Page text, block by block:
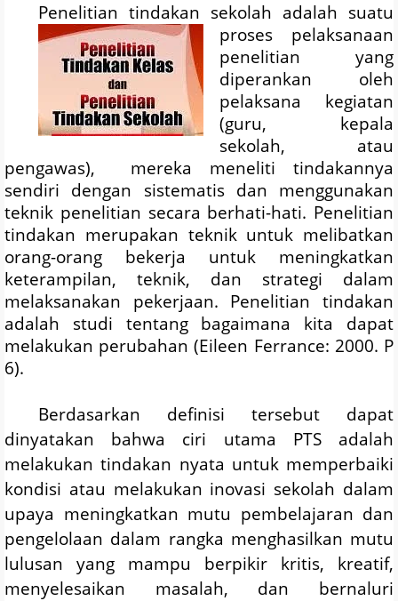
Penelitian tindakan sekolah adalah suatu
proses pelaksanaan
penelitian yang
diperankan oleh
pelaksana kegiatan
(guru, kepala
sekolah, atau
pengawas), mereka meneliti tindakannya
sendiri dengan sistematis dan menggunakan
teknik penelitian secara berhati-hati. Penelitian
tindakan merupakan teknik untuk melibatkan
orang-orang bekerja untuk meningkatkan
keterampilan, teknik, dan strategi dalam
melaksanakan pekerjaan. Penelitian tindakan
adalah studi tentang bagaimana kita dapat
melakukan perubahan (Eileen Ferrance: 2000. P
6).
Berdasarkan definisi tersebut dapat
dinyatakan bahwa ciri utama PTS adalah
melakukan tindakan nyata untuk memperbaiki
kondisi atau melakukan inovasi sekolah dalam
upaya meningkatkan mutu pembelajaran dan
pengelolaan dalam rangka menghasilkan mutu
lulusan yang mampu berpikir kritis, kreatif,
menyelesaikan masalah, dan bernaluri